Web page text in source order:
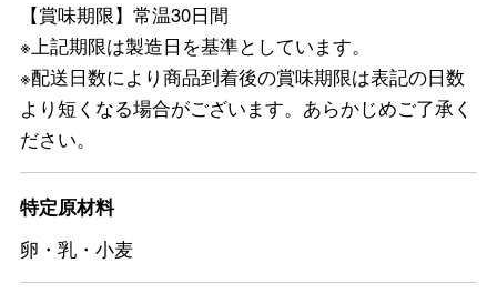
【賞味期限】常温30日間
※上記期限は製造日を基準としています。
※配送日数により商品到着後の賞味期限は表記の日数
より短くなる場合がございます。あらかじめご了承く
ださい。
特定原材料
卵・乳・小麦